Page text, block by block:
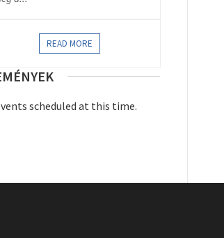
READ MORE
scheduled at this time.